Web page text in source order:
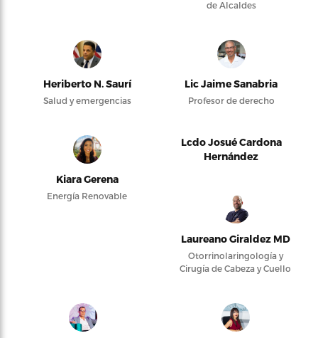
de Alcaldes
Heriberto N. Saurí
Salud y emergencias
Lic Jaime Sanabria
Profesor de derecho
Kiara Gerena
Energía Renovable
Lcdo Josué Cardona
Hernández
Laureano Giraldez MD
Otorrinolaringología y
Cirugía de Cabeza y Cuello